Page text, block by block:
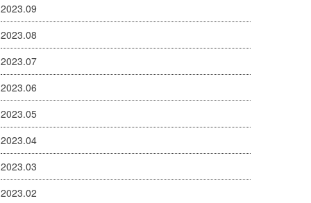
2023.09
2023.08
2023.07
2023.06
2023.05
2023.04
2023.03
2023.02